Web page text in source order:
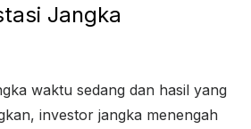
Jangka
waktu sedang dan hasil yang
investor jangka menengah